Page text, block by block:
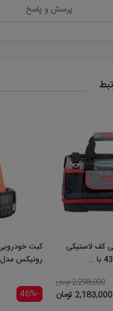
پرسش و پاسخ
کف لاستیکی
2,298,000 تومان
2,183,000 تومان
رونیکس مدل RH-9199
-46%